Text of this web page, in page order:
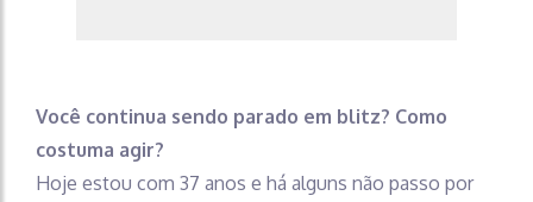
Você continua sendo parado em blitz? Como
costuma agir?
Hoje estou com 37 anos e há alguns não passo por